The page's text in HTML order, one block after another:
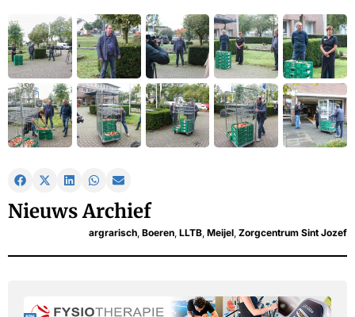
Nieuws Archief
argrarisch Boeren LLTB Meijel Zorgcentrum Sint Jozef